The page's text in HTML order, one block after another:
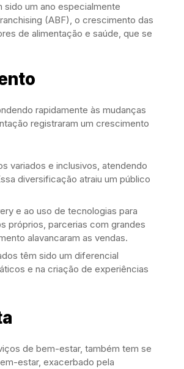
sido um ano especialmente
(ABF), o crescimento das
de alimentação e saúde, que se
rapidamente às mudanças
registraram um crescimento
variados e inclusivos, atendendo
diversificação atraiu um público
e ao uso de tecnologias para
próprios, parcerias com grandes
alavancaram as vendas.
têm sido um diferencial
e na criação de experiências
de bem-estar, também tem se
estar, exacerbado pela